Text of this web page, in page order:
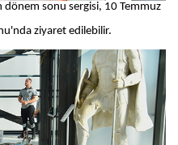
dönem sonu sergisi, 10 Temmuz
ziyaret edilebilir.